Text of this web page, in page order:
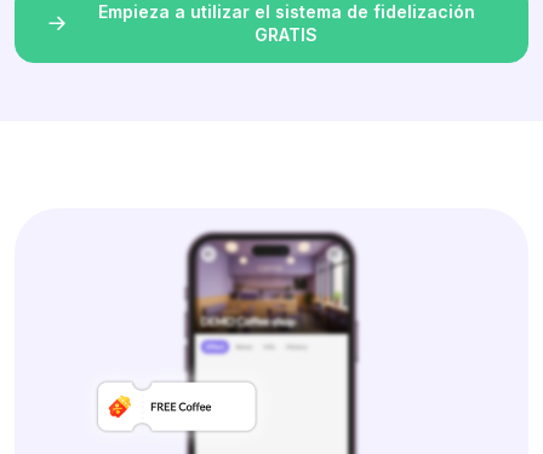
Empieza a utilizar el sistema de fidelización
GRATIS